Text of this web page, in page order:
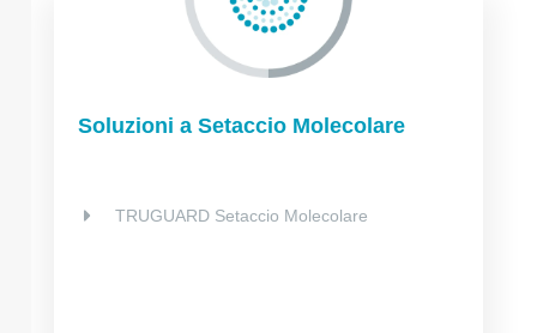
Soluzioni a Setaccio Molecolare
TRUGUARD Setaccio Molecolare